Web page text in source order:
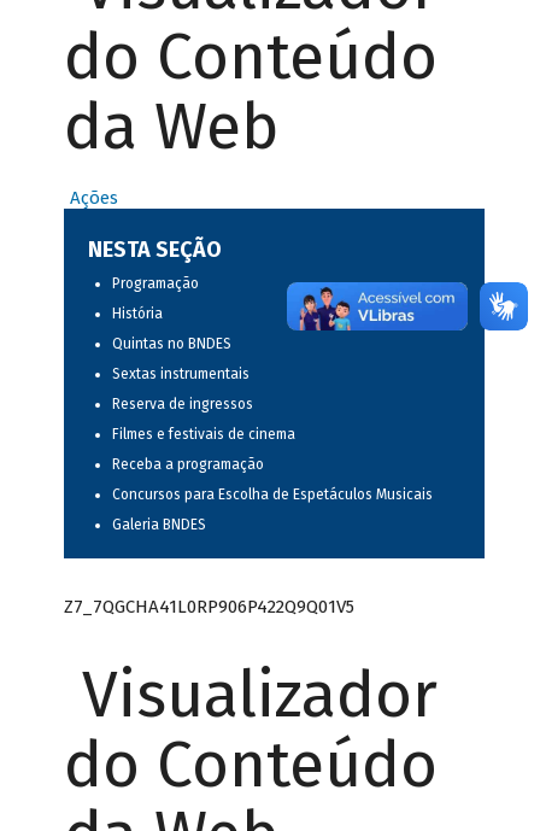
do Conteúdo
da Web
Ações
NESTA SEÇÃO
Programação
História
Quintas no BNDES
Sextas instrumentais
Reserva de ingressos
Filmes e festivais de cinema
Receba a programação
Concursos para Escolha de Espetáculos Musicais
Galeria BNDES
Z7_7QGCHA41L0RP906P422Q9Q01V5
Visualizador
do Conteúdo